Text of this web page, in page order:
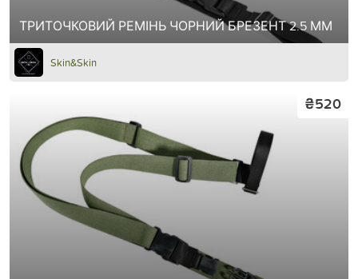
ТРИТОЧКОВИЙ РЕМІНЬ ЧОРНИЙ БРЕЗЕНТ 2.5 ММ
Skin&Skin
₴520